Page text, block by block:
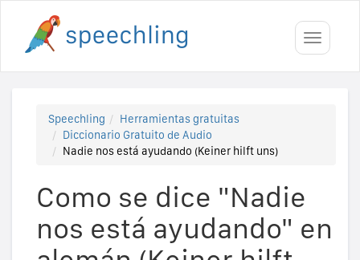
Toggle
Speechling
Herramientas gratuitas
Diccionario Gratuito de Audio
Nadie nos está ayudando (Keiner hilft uns)
Como se dice "Nadie
nos está ayudando" en